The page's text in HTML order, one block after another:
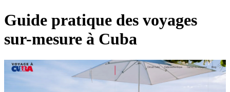
Guide pratique des voyages
sur-mesure à Cuba